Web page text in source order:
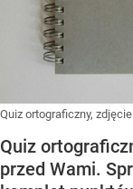
Quiz ortograficzny,
Quiz
przed Wami.